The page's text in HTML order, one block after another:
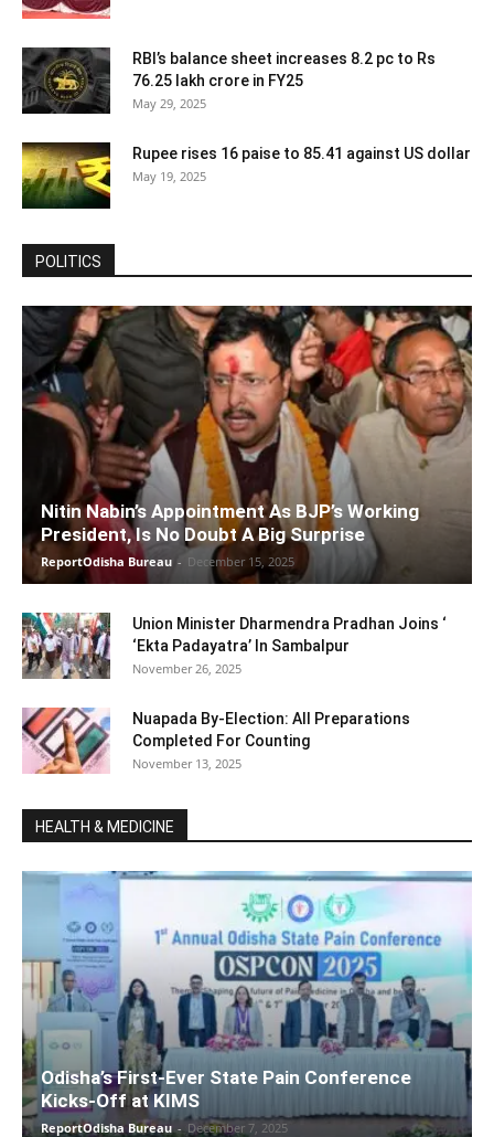
RBI’s balance sheet increases 8.2 pc to Rs
76.25 lakh crore in FY25
May 29, 2025
Rupee rises 16 paise to 85.41 against US dollar
May 19, 2025
POLITICS
Nitin Nabin’s Appointment As BJP’s Working
President, Is No Doubt A Big Surprise
ReportOdisha Bureau - December 15, 2025
Union Minister Dharmendra Pradhan Joins ‘
‘Ekta Padayatra’ In Sambalpur
November 26, 2025
Nuapada By-Election: All Preparations
Completed For Counting
November 13, 2025
HEALTH & MEDICINE
Odisha’s First-Ever State Pain Conference
Kicks-Off at KIMS
ReportOdisha Bureau - December 7, 2025